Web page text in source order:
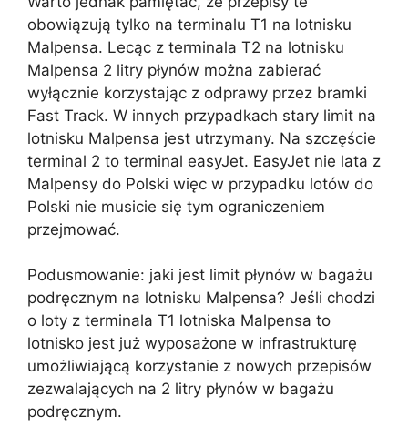
obowiązują tylko na terminalu T1 na lotnisku
Malpensa. Lecąc z terminala T2 na lotnisku
Malpensa 2 litry płynów można zabierać
wyłącznie korzystając z odprawy przez bramki
Fast Track. W innych przypadkach stary limit na
lotnisku Malpensa jest utrzymany. Na szczęście
terminal 2 to terminal easyJet. EasyJet nie lata z
Malpensy do Polski więc w przypadku lotów do
Polski nie musicie się tym ograniczeniem
przejmować.
Podusmowanie: jaki jest limit płynów w bagażu
podręcznym na lotnisku Malpensa? Jeśli chodzi
o loty z terminala T1 lotniska Malpensa to
lotnisko jest już wyposażone w infrastrukturę
umożliwiającą korzystanie z nowych przepisów
zezwalających na 2 litry płynów w bagażu
podręcznym.